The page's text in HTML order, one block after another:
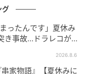
グ
ったんです」夏休み
き事故…ドラレコが捉
2026.8.6
家物語』【夏休みに